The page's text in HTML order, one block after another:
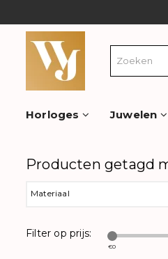
Horloges Juwelen
Producten getagd
Materiaal
Filter op prijs:
€0